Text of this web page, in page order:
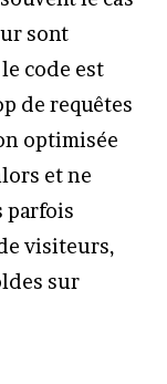
sont
code est
de requêtes
optimisée
et ne
parfois
visiteurs,
sur